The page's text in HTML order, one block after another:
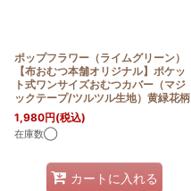
ポップフラワー（ライムグリーン）
【布おむつ本舗オリジナル】ポケッ
ト式ワンサイズおむつカバー（マジ
ックテープ/ツルツル生地）黄緑花柄
1,980円(税込)
在庫数◯
カートに入れる